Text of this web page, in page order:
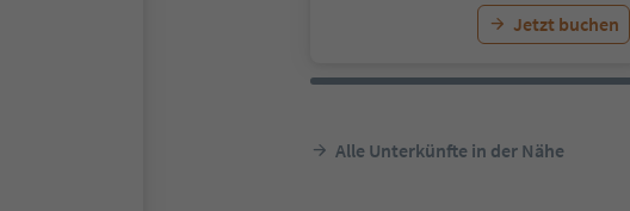
Jetzt buchen
Alle Unterkünfte in der Nähe